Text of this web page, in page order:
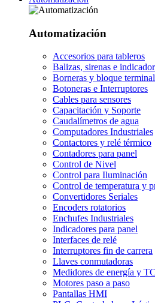
Automatización
Accesorios para tableros
Balizas, sirenas e
Borneras y bloque terminal
Botoneras e Interruptores
Cables para sensores
Capacitación y Soporte
Caudalímetros de agua
Computadores Industriales
Contactores y relé térmico
Contadores para panel
Control de Nivel
Control para Iluminación
Control de temperatura y
Convertidores Seriales
Encoders rotatorios
Enchufes Industriales
Indicadores para panel
Interfaces de relé
Interruptores fin de carrera
Llaves conmutadoras
Medidores de energía y
Motores paso a paso
Pantallas HMI